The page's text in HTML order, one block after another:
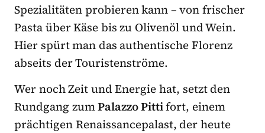
Spezialitäten probieren kann – von frischer
Pasta über Käse bis zu Olivenöl und Wein.
Hier spürt man das authentische Florenz
abseits der Touristenströme.
Wer noch Zeit und Energie hat, setzt den
Rundgang zumPalazzo Pittifort, einem
prächtigen Renaissancepalast, der heute